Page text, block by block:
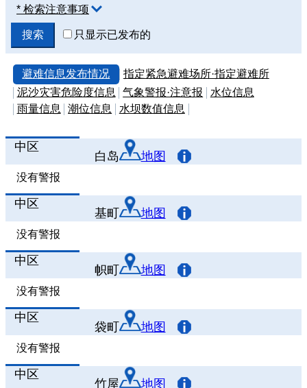
* 检索注意事项
只显示已发布的
避难信息发布情况
指定紧急避难场所·指定避难所
泥沙灾害危险度信息
气象警报·注意报
水位信息
雨量信息
潮位信息 水坝数值信息
中区
白岛 地图
没有警报
中区
基町 地图
没有警报
中区
帜町 地图
没有警报
中区
袋町 地图
没有警报
中区
竹屋 地图